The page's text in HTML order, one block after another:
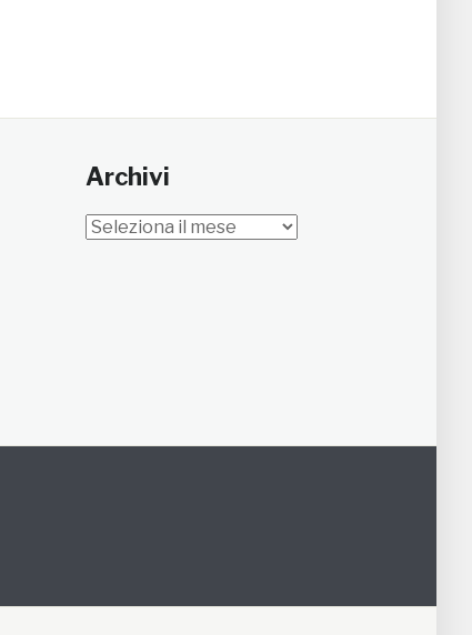
Archivi
Archivi